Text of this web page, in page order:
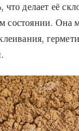
что делает её
состоянии. Она